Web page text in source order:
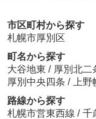
市区町村から探す
札幌市厚別区
町名から探す
大谷地東 / 厚別北二
厚別中央四条 / 上
路線から探す
札幌市営東西線 / 千